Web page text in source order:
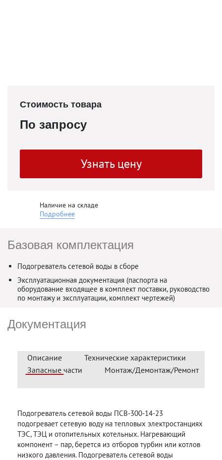
Стоимость товара
По запросу
Узнать цену
Наличие на складе
Подробнее
Базовая комплектация
Подогреватель сетевой воды в сборе
Эксплуатационная документация (паспорта на
оборудование входящее в комплект поставки, руководство
по монтажу и эксплуатации, комплект чертежей)
Документация
Описание
Технические характеристики
Запасные части
Монтаж/Демонтаж/Ремонт
Подогреватель сетевой воды ПСВ-300-14-23
подогревает сетевую воду на тепловых электростанциях
ТЭС, ТЭЦ и отопительных котельных. Нагревающий
компонент – пар, берется из отборов турбин или котлов
низкого давления. Подогреватель сетевой воды